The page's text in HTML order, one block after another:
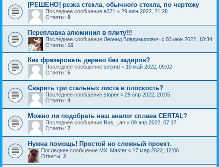
[РЕШЕНО] резка стекла, обычного стекла, по чертежу
Последнее сообщение a321 « 29 июн 2022, 21:28
Ответы: 8
Переплавка алюминия в плиту!!!
Последнее сообщение Леонид Владимирович « 03 июн 2022, 10:34
Ответы: 16
Как фрезеровать дерево без задиров?
Последнее сообщение serjmd « 10 май 2022, 09:02
Ответы: 5
Сварить три стальных листа в плоскость?
Последнее сообщение stoper « 29 апр 2022, 20:05
Ответы: 4
Можно ли подобрать наш аналог сплава CERTAL?
Последнее сообщение Rus_Lan « 09 апр 2022, 07:17
Ответы: 7
Нужна помощь! Простой но сложный проект.
Последнее сообщение MX_Master « 17 мар 2022, 12:06
Ответы: 2